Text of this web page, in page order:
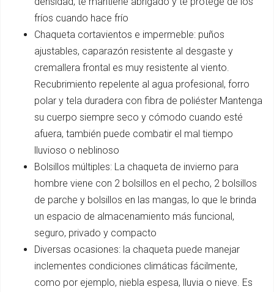
fríos cuando hace frío
Chaqueta cortavientos e impermeble: puños
ajustables, caparazón resistente al desgaste y
cremallera frontal es muy resistente al viento.
Recubrimiento repelente al agua profesional, forro
polar y tela duradera con fibra de poliéster Mantenga
su cuerpo siempre seco y cómodo cuando esté
afuera, también puede combatir el mal tiempo
lluvioso o neblinoso
Bolsillos múltiples: La chaqueta de invierno para
hombre viene con 2 bolsillos en el pecho, 2 bolsillos
de parche y bolsillos en las mangas, lo que le brinda
un espacio de almacenamiento más funcional,
seguro, privado y compacto
Diversas ocasiones: la chaqueta puede manejar
inclementes condiciones climáticas fácilmente,
como por ejemplo, niebla espesa, lluvia o nieve. Es